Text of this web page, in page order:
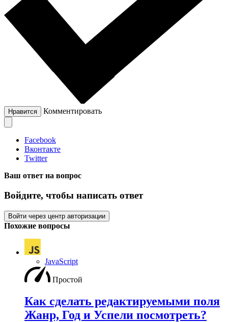
Нравится Комментировать
Facebook
Вконтакте
Twitter
Ваш ответ на вопрос
Войдите, чтобы написать ответ
Войти через центр авторизации
Похожие вопросы
JavaScript
Простой
Как сделать редактируемыми поля
Жанр, Год и Успели посмотреть?